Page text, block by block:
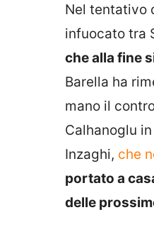
Nel tentativo
infuocato tra
che alla fine
Barella ha
mano il
Calhanoglu
Inzaghi, che
portato a
delle